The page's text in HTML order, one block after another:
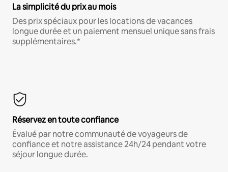
La simplicité du prix au mois
Des prix spéciaux pour les locations de vacances
longue durée et un paiement mensuel unique sans frais
supplémentaires.*
Réservez en toute confiance
Évalué par notre communauté de voyageurs de
confiance et notre assistance 24h/24 pendant votre
séjour longue durée.